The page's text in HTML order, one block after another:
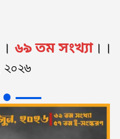
৬৯ তম সংখ্যা ।।